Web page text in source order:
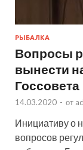
РЫБАЛКА
Вопросы
вынести
Госсовета
14.03.2020 - от
Инициативу о
вопросов